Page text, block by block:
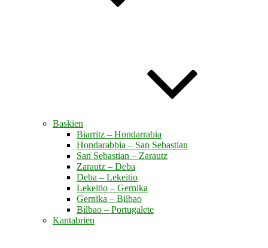
Baskien
Biarritz – Hondarrabia
Hondarabbia – San Sebastian
San Sebastian – Zarautz
Zarautz – Deba
Deba – Lekeitio
Lekeitio – Gernika
Gernika – Bilbao
Bilbao – Portugalete
Kantabrien